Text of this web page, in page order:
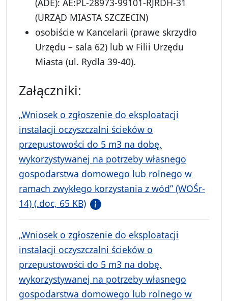
(ADE): AE:PL-28973-99101-RJRDH-31
(URZĄD MIASTA SZCZECIN)
osobiście w Kancelarii (prawe skrzydło
Urzędu – sala 62) lub w Filii Urzędu
Miasta (ul. Rydla 39-40).
Załączniki:
„Wniosek o zgłoszenie do eksploatacji
instalacji oczyszczalni ścieków o
przepustowości do 5 m3 na dobę,
wykorzystywanej na potrzeby własnego
gospodarstwa domowego lub rolnego w
ramach zwykłego korzystania z wód” (WOŚr-
14) (.doc, 65 KB)
„Wniosek o zgłoszenie do eksploatacji
instalacji oczyszczalni ścieków o
przepustowości do 5 m3 na dobę,
wykorzystywanej na potrzeby własnego
gospodarstwa domowego lub rolnego w